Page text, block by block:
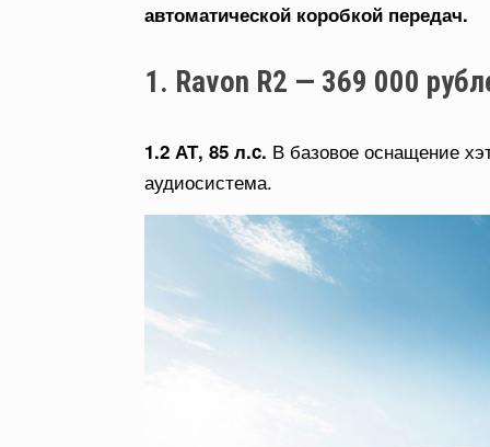
автоматической коробкой передач.
1. Ravon R2 — 369 000
1.2 АТ, 85 л.c. В базовое оснащение
аудиосистема.